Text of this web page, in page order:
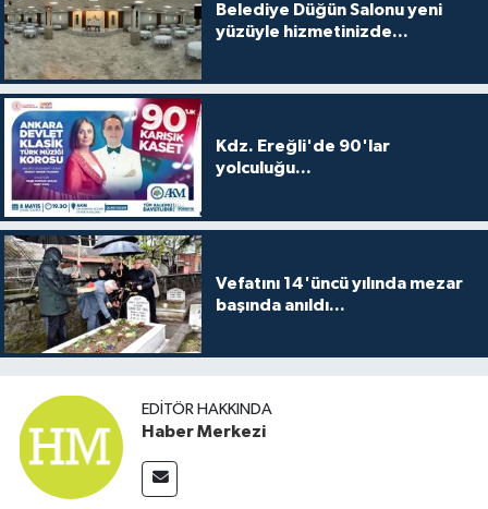
Belediye Düğün Salonu yeni
yüzüyle hizmetinizde...
Kdz. Ereğli'de 90'lar
yolculuğu...
Vefatını 14'üncü yılında mezar
başında anıldı...
EDITÖR HAKKINDA
Haber Merkezi